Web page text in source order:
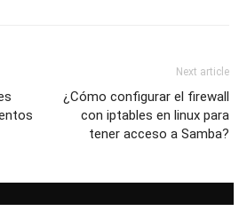
Next article
¿Cómo configurar el firewall
con iptables en linux para
tener acceso a Samba?